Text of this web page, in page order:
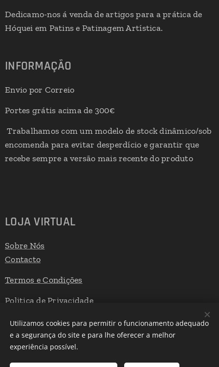
Dedicamo-nos á venda de artigos para a prática de
Hóquei em Patins e Patinagem Artística.
INFORMAÇÃO
Envio por Correio
Portes grátis acima de 300€
Trabalhamos com um modelo de stock dinâmico/sob
encomenda para evitar desperdício e garantir que
recebe sempre a versão mais recente do produto
LOJA VIRTUAL
Sobre Nós
Contacto
Termos e Condições
Politica de Privacidade
Livro de Reclamações
Desenvolvido porWebnode Cookies
Utilizamos cookies para permitir o funcionamento adequado
e a segurança do site e para lhe oferecer a melhor
experiência possível.